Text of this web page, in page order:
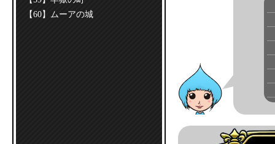
【60】ムーアの城